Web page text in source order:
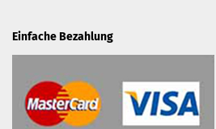
Einfache Bezahlung